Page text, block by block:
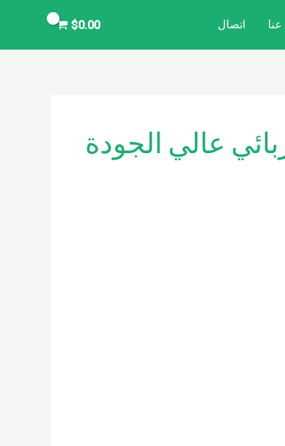
اتصال $0.00
عالي الجودة